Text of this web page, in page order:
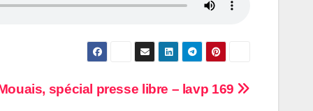
spécial presse libre – lavp 169